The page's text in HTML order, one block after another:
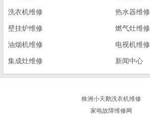
洗衣机维修 热水器维修
壁挂炉维修 燃气灶维修
油烟机维修 电视机维修
集成灶维修 新闻中心
株洲小天鹅洗衣机维修
家电故障维修网